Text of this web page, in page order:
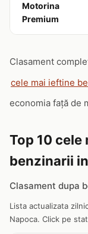
Motorina
Premium
Clasament
cele mai ieftine
economia față de
Top 10 cele
benzinarii
Clasament dupa
Lista actualizata
Napoca. Click pe